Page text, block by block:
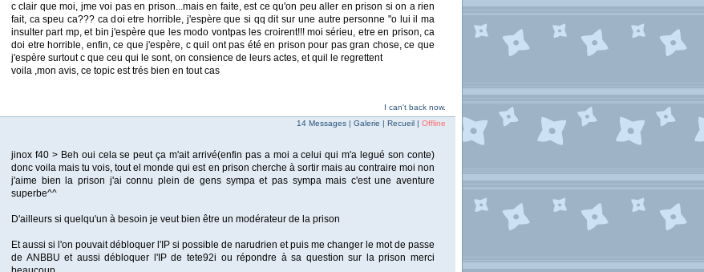
c clair que moi, jme voi pas en prison...mais en faite, est ce qu'on peu aller en prison si on a rien
fait, ca speu ca??? ca doi etre horrible, j'espère que si qq dit sur une autre personne "o lui il ma
insulter part mp, et bin j'espère que les modo vontpas les croirent!!! moi sérieu, etre en prison, ca
doi etre horrible, enfin, ce que j'espère, c quil ont pas été en prison pour pas gran chose, ce que
j'espère surtout c que ceu qui le sont, on consience de leurs actes, et quil le regrettent
voila ,mon avis, ce topic est trés bien en tout cas
I can't back now.
14 Messages | Galerie | Recueil | Offline
jinox f40 > Beh oui cela se peut ça m'ait arrivé(enfin pas a moi a celui qui m'a legué son conte)
donc voila mais tu vois, tout el monde qui est en prison cherche à sortir mais au contraire moi non
j'aime bien la prison j'ai connu plein de gens sympa et pas sympa mais c'est une aventure
superbe^^
D'ailleurs si quelqu'un à besoin je veut bien être un modérateur de la prison
Et aussi si l'on pouvait débloquer l'IP si possible de narudrien et puis me changer le mot de passe
de ANBBU et aussi débloquer l'IP de tete92i ou répondre à sa question sur la prison merci